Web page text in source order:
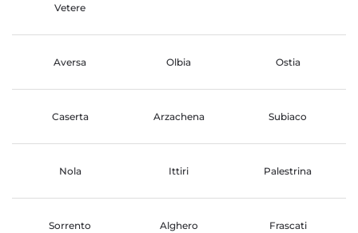
Vetere
Aversa Olbia Ostia
Caserta Arzachena Subiaco
Nola Ittiri Palestrina
Sorrento Alghero Frascati